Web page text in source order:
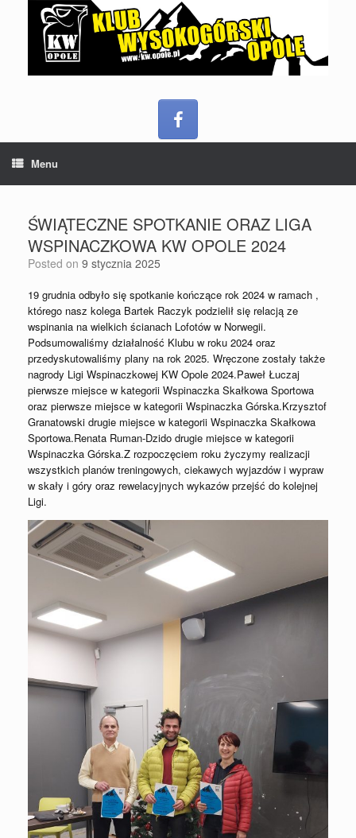
Menu
ŚWIĄTECZNE SPOTKANIE ORAZ LIGA
WSPINACZKOWA KW OPOLE 2024
Posted on 9 stycznia 2025
19 grudnia odbyło się spotkanie kończące rok 2024 w ramach ,
którego nasz kolega Bartek Raczyk podzielił się relacją ze
wspinania na wielkich ścianach Lofotów w Norwegii.
Podsumowaliśmy działalność Klubu w roku 2024 oraz
przedyskutowaliśmy plany na rok 2025. Wręczone zostały także
nagrody Ligi Wspinaczkowej KW Opole 2024.Paweł Łuczaj
pierwsze miejsce w kategorii Wspinaczka Skałkowa Sportowa
oraz pierwsze miejsce w kategorii Wspinaczka Górska.Krzysztof
Granatowski drugie miejsce w kategorii Wspinaczka Skałkowa
Sportowa.Renata Ruman-Dzido drugie miejsce w kategorii
Wspinaczka Górska.Z rozpoczęciem roku życzymy realizacji
wszystkich planów treningowych, ciekawych wyjazdów i wypraw
w skały i góry oraz rewelacyjnych wykazów przejść do kolejnej
Ligi.